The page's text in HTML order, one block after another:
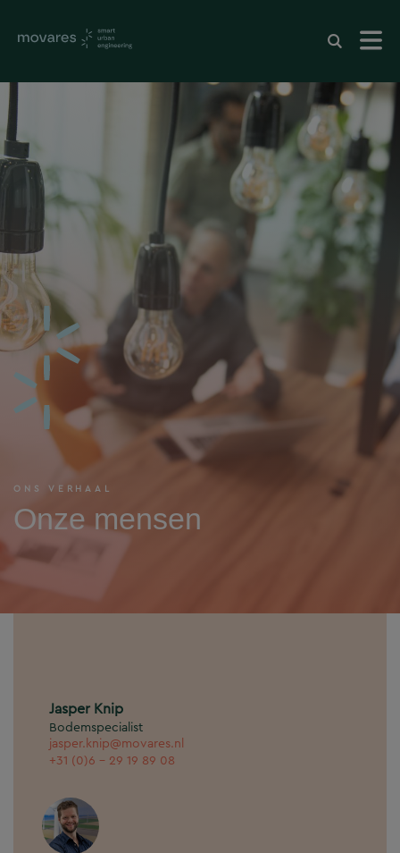
ONS VERHAAL
Onze mensen
Jasper Knip
Bodemspecialist
jasper.knip@movares.nl
+31 (0)6 - 29 19 89 08